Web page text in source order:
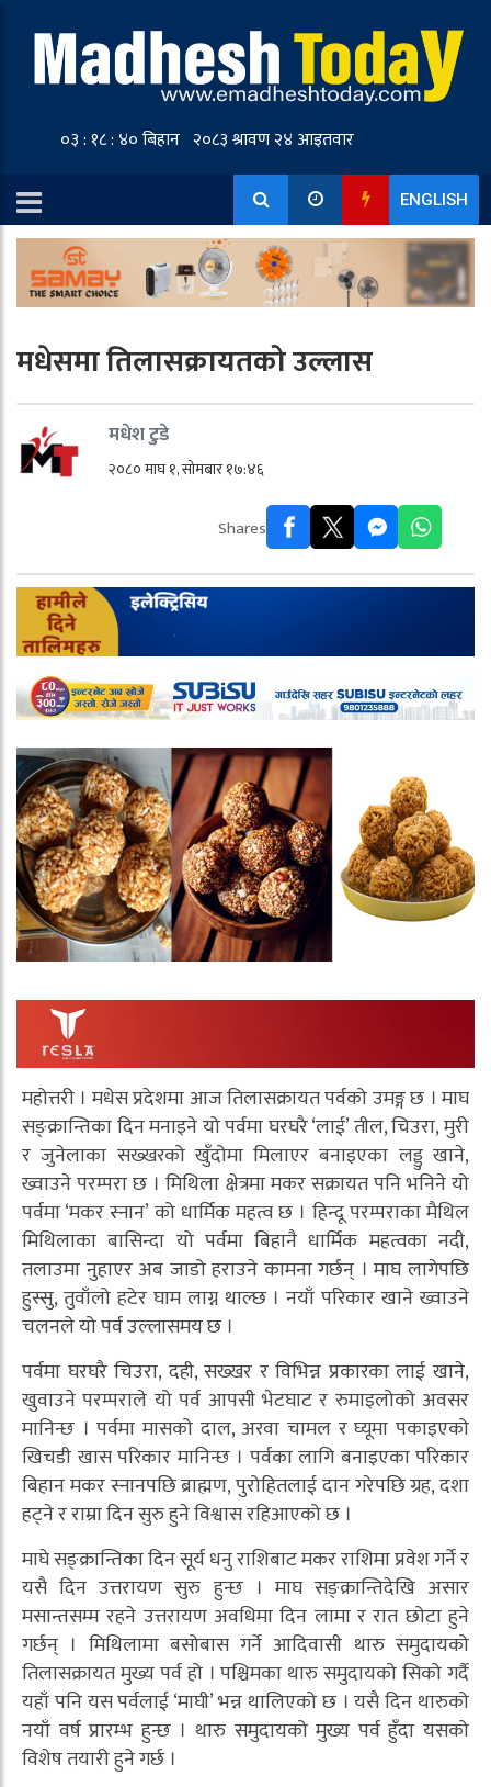
ENGLISH
मधेसमा तिलासक्रायतको उल्लास
मधेश टुडे
२०८० माघ १, सोमबार १७:४६
Shares
महोत्तरी । मधेस प्रदेशमा आज तिलासक्रायत पर्वको उमङ्ग छ । माघ
सङ्क्रान्तिका दिन मनाइने यो पर्वमा घरघरै ‘लाई’ तील, चिउरा, मुरी
र जुनेलाका सख्खरको खुँदोमा मिलाएर बनाइएका लड्डु खाने,
ख्वाउने परम्परा छ । मिथिला क्षेत्रमा मकर सक्रायत पनि भनिने यो
पर्वमा ‘मकर स्नान’ को धार्मिक महत्व छ । हिन्दू परम्पराका मैथिल
मिथिलाका बासिन्दा यो पर्वमा बिहानै धार्मिक महत्वका नदी,
तलाउमा नुहाएर अब जाडो हराउने कामना गर्छन् । माघ लागेपछि
हुस्सु, तुवाँलो हटेर घाम लाग्न थाल्छ । नयाँ परिकार खाने ख्वाउने
चलनले यो पर्व उल्लासमय छ ।
पर्वमा घरघरै चिउरा, दही, सख्खर र विभिन्न प्रकारका लाई खाने,
खुवाउने परम्पराले यो पर्व आपसी भेटघाट र रुमाइलोको अवसर
मानिन्छ । पर्वमा मासको दाल, अरवा चामल र घ्यूमा पकाइएको
खिचडी खास परिकार मानिन्छ । पर्वका लागि बनाइएका परिकार
बिहान मकर स्नानपछि ब्राह्मण, पुरोहितलाई दान गरेपछि ग्रह, दशा
हट्ने र राम्रा दिन सुरु हुने विश्वास रहिआएको छ ।
माघे सङ्क्रान्तिका दिन सूर्य धनु राशिबाट मकर राशिमा प्रवेश गर्ने र
यसै दिन उत्तरायण सुरु हुन्छ । माघ सङ्क्रान्तिदेखि असार
मसान्तसम्म रहने उत्तरायण अवधिमा दिन लामा र रात छोटा हुने
गर्छन् । मिथिलामा बसोबास गर्ने आदिवासी थारु समुदायको
तिलासक्रायत मुख्य पर्व हो । पश्चिमका थारु समुदायको सिको गर्दै
यहाँ पनि यस पर्वलाई ‘माघी’ भन्न थालिएको छ । यसै दिन थारुको
नयाँ वर्ष प्रारम्भ हुन्छ । थारु समुदायको मुख्य पर्व हुँदा यसको
विशेष तयारी हुने गर्छ ।